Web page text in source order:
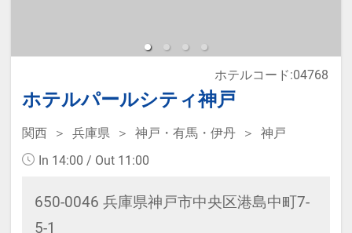
※本プランは価格変動制です。
予約のタイミングや空室状況により
代金が変動するため、閲覧時と予約
時で価格が異なる場合があります。
あらかじめご了承ください。
ホテルパールシティ神戸
ホテルコード:04768
関西 兵庫県 神戸・有馬・伊丹
神戸
In 14:00 / Out 11:00
650-0046 兵庫県神戸市中央区港島中町7-
5-1